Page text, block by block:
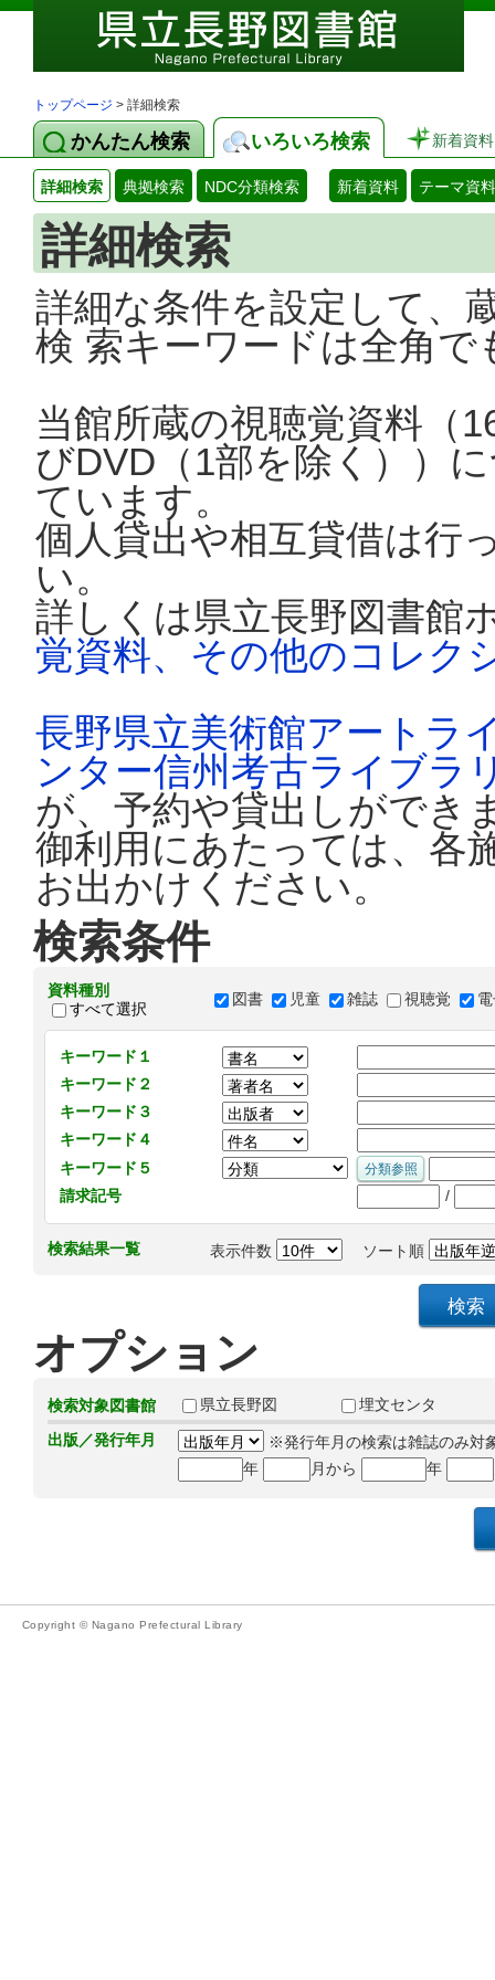
トップページ > 詳細検索
かんたん検索 いろいろ検索 新着資料
詳細検索 典拠検索 NDC分類検索 新着資料 テーマ資料
詳細検索
詳細な条件を設定して、
検 索キーワードは全角
当館所蔵の視聴覚資料（
びDVD（1部を除く））
ています。
個人貸出や相互貸借は行
い。
詳しくは県立長野図書館
覚資料、その他のコレク
長野県立美術館アートラ
ンター信州考古ライブラ
が、予約や貸出しができ
御利用にあたっては、各
お出かけください。
検索条件
資料種別
すべて選択
図書 児童 雑誌 視聴覚
キーワード１
キーワード２
キーワード３
キーワード４
キーワード５
請求記号
/
検索結果一覧 表示件数 ソート順
オプション
検索対象図書館 県立長野図
埋文センタ
出版／発行年月
※発行年月の検索は雑誌のみ対
年
月から 年
Copyright © Nagano Prefectural Library